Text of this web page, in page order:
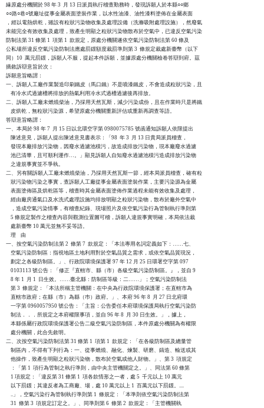
緣原處分機關於 98 年 3  月 13 日派員執行稽查勤務時，發現訴願人於本縣○○鄉
○○路○巷○號廠址從事金屬表面塗裝作業，以水性油漆、油性漆料塗佈在金屬表面
，經以電熱烘乾，雖設有粒狀污染物收集及處理設備（洗滌吸附處理設施），然廢氣
未能完全有效收集及處理，致產生明顯之粒狀污染物散布於空氣中，已違反空氣污染
防制法第 31 條第 1  項第 1  款規定，原處分機關遂依空氣污染防制法第 60 條及
公私場所違反空氣污染防制法應處罰鍰額度裁罰準則第 3  條規定裁處新臺幣（以下
同）10  萬元罰鍰，訴願人不服，提起本件訴願，並據原處分機關檢卷答辯到府。茲
摘敘訴辯意旨於次：
訴願意旨略謂：
一、訴願人工廠作業製造印刷鐵皮（馬口鐵）不是噴漆鐵皮，不會造成粒狀污染，且
    有冷水式過濾槽將排放的熱氣利用冷水式過槽過濾後再排放。
二、訴願人工廠未燃燒柴油，乃採用天然瓦斯，減少污染成份，且在作業時只是將鐵
    皮烘乾，無粒狀污染源，希望原處分機關重新評估或重新再調查等語。
答辯意旨略謂：
一、本局於 98 年 7  月 15 日以北環空字第 0980075785 號函通知訴願人依限提出
    陳述意見，訴願人提出陳述意見書表示：「98  年 3  月 13 日貴局派員稽查，
    發現本廠排放污染物，因廢水過濾池積污，故造成排放污染物，現本廠廢水過濾
    池已清畢，且可順利運作…。」顯見訴願人自知廢水過濾池積污造成排放污染物
    之違規事實並不爭執。
二、另有關訴願人工廠未燃燒柴油，乃採用天然瓦斯一節，經本局派員稽查，確有粒
    狀污染物污染之事實，查訴願人工廠從事金屬表面塗裝作業，主要污染源為金屬
    表面塗佈區及烘乾區等，稽查時其金屬表面塗佈作業過程未能有效收集及處理，
    經由廠房通氣口及水洗式處理設施均排放明顯之粒狀污染物，散布於廠外空氣中
    ，造成空氣污染情事，有稽查紀錄、現場照片及依空氣污染行為管制執行準則第
    5 條規定製作之稽查內容與觀測位置圖可稽，訴願人違規事實明確，本局依法裁
    處新臺幣 10 萬元並無不妥等語。
    理    由
一、按空氣污染防制法第 2  條第 7  款規定：「本法專用名詞定義如下：……七、
    空氣污染防制區：指視地區土地利用對於空氣品質之需求，或依空氣品質現況，
    劃定之各級防制區。」、行政院環境保護署 97 年 12 月 25 日環署空字第 097
    0103113 號公告：「修正『直轄市、縣（市）各級空氣污染防制區。』，並自 9
    8 年 1  月 1  日生效。……臺北縣：防制區等級：二……」；空氣污染防制法
    第 3  條規定：「本法所稱主管機關：在中央為行政院環境保護署；在直轄市為
    直轄市政府；在縣（市）為縣（巿）政府。」、本府 96 年 8  月 27 日北府環
    一字第 0960057950 號公告：「主旨：公告委任本府環境保護局執行空氣污染防
    制法．．．所規定之本府權限事項，並自 96 年 8  月 30 日生效。」，據上，
    本縣係屬行政院環境保護署公告二級空氣污染防制區，本件原處分機關為有權限
    處分機關，此合先敘明。
二、次按空氣污染防制法第 31 條第 1  項第 1  款規定：「在各級防制區及總量管
    制區內，不得有下列行為：一、從事燃燒、融化、煉製、研磨、鑄造、輸送或其
    他操作，致產生明顯之粒狀污染物，散布於空氣或他人財物。」、第 3  項規定
    ：「第 1  項行為管制之執行準則，由中央主管機關定之。」、同法第 60 條第
    1 項規定：「違反第 31 條第 1  項各款情形之一者，處 5  千元以上 10 萬元
    以下罰鍰；其違反者為工商廠、場，處 10 萬元以上 1  百萬元以下罰鍰。....
    ..」，空氣污染行為管制執行準則第 1  條規定：「本準則依空氣污染防制法第
    31  條第 3  項規定訂定之。」、同準則第 6  條第 2  款規定：「主管機關執